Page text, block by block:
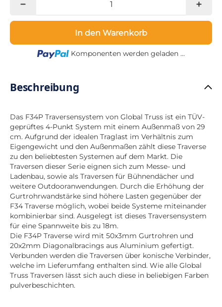
In den Warenkorb
Loading...
Komponenten werden geladen ...
Beschreibung
Das F34P Traversensystem von Global Truss ist ein TÜV-
geprüftes 4-Punkt System mit einem Außenmaß von 29
cm. Aufgrund der idealen Traglast im Verhältnis zum
Eigengewicht und den Außenmaßen zählt diese Traverse
zu den beliebtesten Systemen auf dem Markt. Die
Traversen dieser Serie eignen sich zum Messe- und
Ladenbau, sowie als Traversen für Bühnendächer und
weitere Outdooranwendungen. Durch die Erhöhung der
Gurtrohrwandstärke sind höhere Lasten gegenüber der
F34 Traverse möglich, wobei beide Systeme miteinander
kombinierbar sind. Ausgelegt ist dieses Traversensystem
für eine Spannweite bis zu 18m.
Die F34P Traverse wird mit 50x3mm Gurtrohren und
20x2mm Diagonalbracings aus Aluminium gefertigt.
Verbunden werden die Traversen über konische Verbinder,
welche im Lieferumfang enthalten sind. Wie alle Global
Truss Traversen lässt sich auch diese in beliebigen Farben
pulverbeschichten.